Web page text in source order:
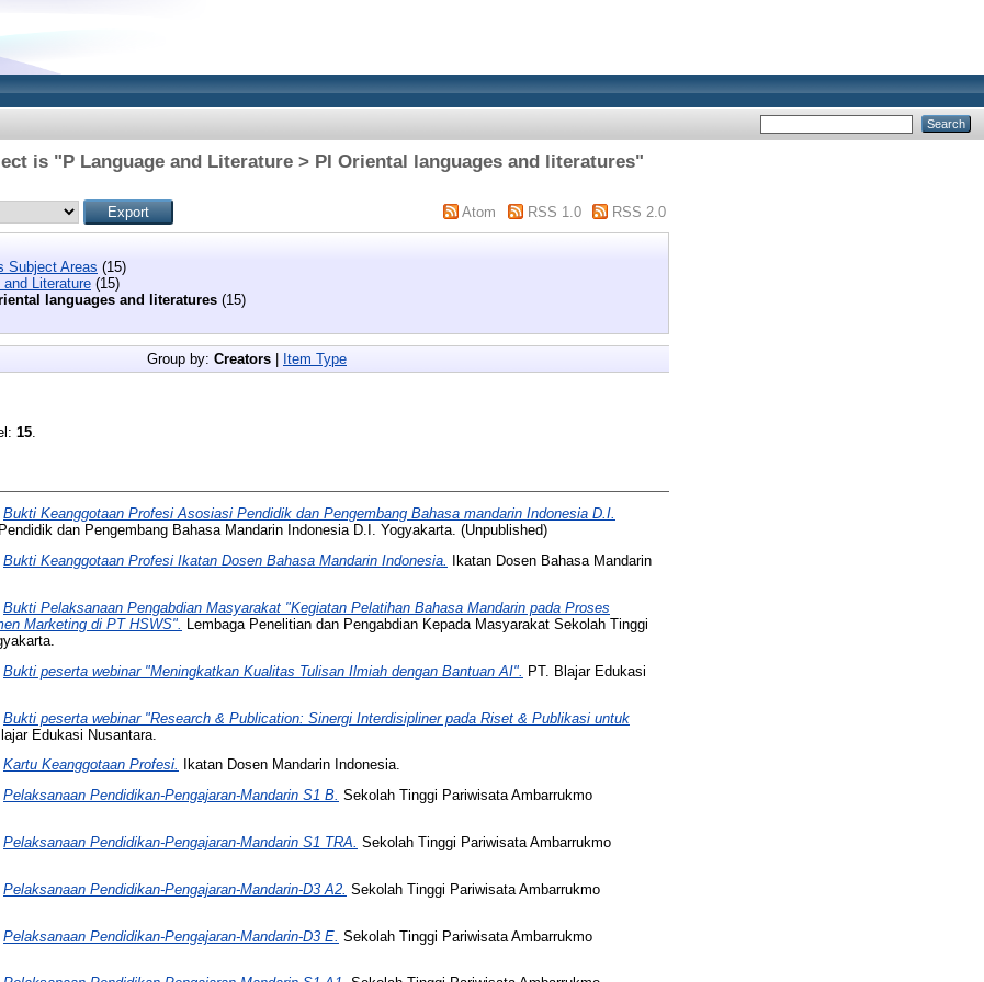
is "P Language and Literature > PI Oriental languages and literatures"
Atom RSS 1.0 RSS 2.0
Subject Areas (15)
and Literature (15)
languages and literatures (15)
Group by: Creators | Item Type
15
Bukti Keanggotaan Profesi Asosiasi Pendidik dan Pengembang Bahasa mandarin Indonesia D.I.
dan Pengembang Bahasa Mandarin Indonesia D.I. Yogyakarta. (Unpublished)
Bukti Keanggotaan Profesi Ikatan Dosen Bahasa Mandarin Indonesia.
Ikatan Dosen Bahasa Mandarin
Bukti Pelaksanaan Pengabdian Masyarakat "Kegiatan Pelatihan Bahasa Mandarin pada Proses
Marketing di PT HSWS".
Lembaga Penelitian dan Pengabdian Kepada Masyarakat Sekolah Tinggi
Bukti peserta webinar "Meningkatkan Kualitas Tulisan Ilmiah dengan Bantuan AI".
PT. Blajar Edukasi
Bukti peserta webinar "Research & Publication: Sinergi Interdisipliner pada Riset & Publikasi untuk
Edukasi Nusantara.
Kartu Keanggotaan Profesi.
Ikatan Dosen Mandarin Indonesia.
Pelaksanaan Pendidikan-Pengajaran-Mandarin S1 B. Sekolah Tinggi Pariwisata Ambarrukmo
Pelaksanaan Pendidikan-Pengajaran-Mandarin S1 TRA. Sekolah Tinggi Pariwisata Ambarrukmo
Pelaksanaan Pendidikan-Pengajaran-Mandarin-D3 A2. Sekolah Tinggi Pariwisata Ambarrukmo
Pelaksanaan Pendidikan-Pengajaran-Mandarin-D3 E. Sekolah Tinggi Pariwisata Ambarrukmo